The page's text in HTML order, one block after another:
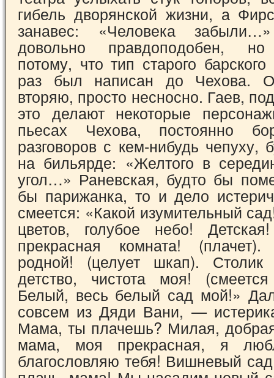
гибель дворянской жизни, а
зана­вес: «Человека
довольно правдопо­добен, но
потому, что тип старого
раз был написан до Чехова.
вторяю, просто несносно. Гаев,
это делают некоторые
пьесах Чехова, постоянно
разговоров с кем-нибудь че­пуху,
на бильярде: «Желтого в
угол…» Раневская, будто бы
бы парижанка, то и дело
смеется: «Какой изумительный
цветов, голубое небо!
прекрасная комната!
родной! (целует шкап).
детство, чистота моя!
Белый, весь белый сад мой!»
совсем из Дяди Вани, —
Мама, ты плачешь? Милая,
мама, моя прекрасная, я
благословляю тебя! Вишневый